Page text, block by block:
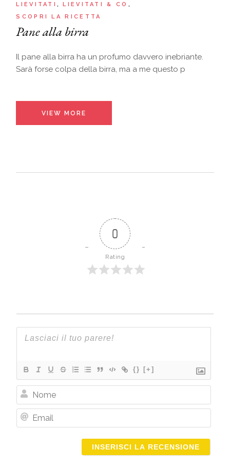
LIEVITATI
LIEVITATI & CO
SCOPRI LA RICETTA
Pane alla birra
Il pane alla birra ha un profumo davvero inebriante.
Sarà forse colpa della birra, ma a me questo p
VIEW MORE
0
Rating
{} [+]
Nome